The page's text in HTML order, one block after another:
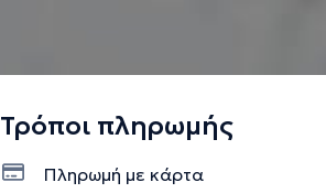
Τρόποι πληρωμής
Πληρωμή με κάρτα